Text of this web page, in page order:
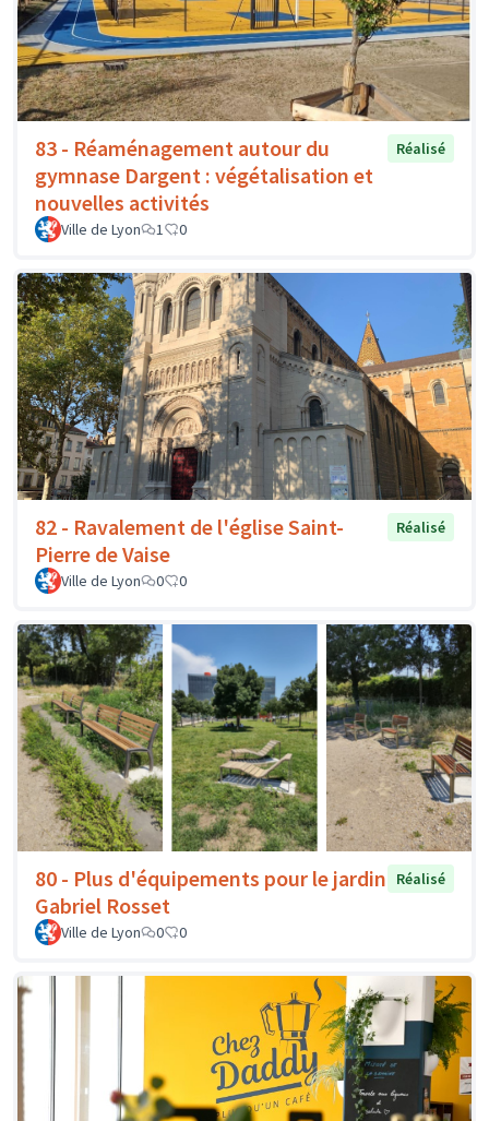
83 - Réaménagement autour du
gymnase Dargent : végétalisation et
nouvelles activités
Réalisé
Ville de Lyon 1 0
82 - Ravalement de l'église Saint-
Pierre de Vaise
Réalisé
Ville de Lyon 0 0
80 - Plus d'équipements pour le jardin
Gabriel Rosset
Réalisé
Ville de Lyon 0 0